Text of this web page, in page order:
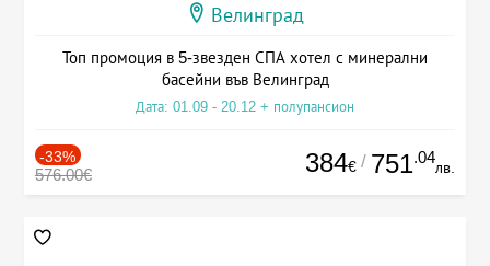
Велинград
Топ промоция в 5-звезден СПА хотел с минерални
басейни във Велинград
Дата: 01.09 - 20.12 + полупансион
-33%
576.00€ 384€ / 751.04
лв.